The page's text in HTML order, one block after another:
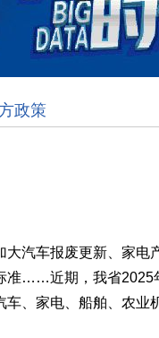
政策
大汽车报废更新、家电
准……近期，我省2025
车、家电、船舶、农业